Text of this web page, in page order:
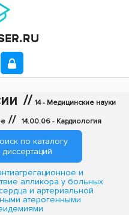
// 14 - Медицинские науки
// 14.00.06 - Кардиология
по каталогу
и
алликора у больных
и артериальной
атерогенными